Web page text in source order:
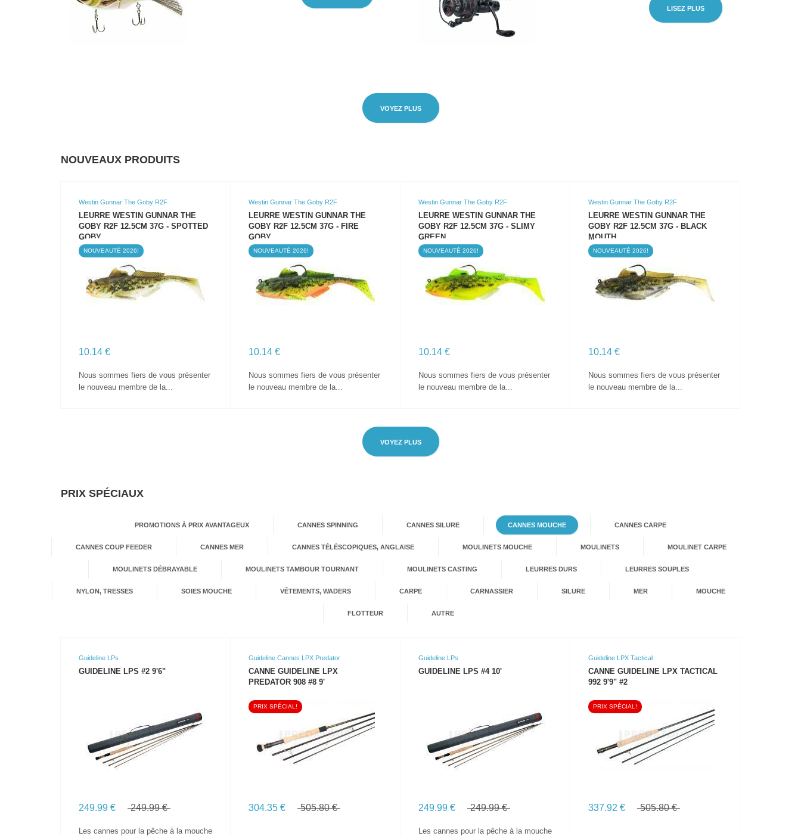
LISEZ PLUS
VOYEZ PLUS
NOUVEAUX PRODUITS
Westin Gunnar The Goby R2F
LEURRE WESTIN GUNNAR THE
GOBY R2F 12.5CM 37G - SPOTTED
GOBY
NOUVEAUTÉ 2026!
10.14 €
Nous sommes fiers de vous présenter
le nouveau membre de la...
Westin Gunnar The Goby R2F
LEURRE WESTIN GUNNAR THE
GOBY R2F 12.5CM 37G - FIRE
GOBY
VOIR LE PRODUIT
NOUVEAUTÉ 2026!
10.14 €
Nous sommes fiers de vous présenter
le nouveau membre de la...
Westin Gunnar The Goby R2F
LEURRE WESTIN GUNNAR THE
GOBY R2F 12.5CM 37G - SLIMY
GREEN
VOIR LE PRODUIT
NOUVEAUTÉ 2026!
10.14 €
Nous sommes fiers de vous présenter
le nouveau membre de la...
Westin Gunnar The Goby R2F
LEURRE WESTIN GUNNAR THE
GOBY R2F 12.5CM 37G - BLACK
MOUTH
NOUVEAUTÉ 2026!
10.14 €
Nous sommes fiers de vous présenter
le nouveau membre de la...
VOYEZ PLUS
PRIX SPÉCIAUX
PROMOTIONS À PRIX AVANTAGEUX CANNES SPINNING CANNES SILURE CANNES MOUCHE CANNES CARPE
CANNES COUP FEEDER CANNES MER CANNES TÉLÉSCOPIQUES, ANGLAISE MOULINETS MOUCHE MOULINETS MOULINET CARPE
MOULINETS DÉBRAYABLE MOULINETS TAMBOUR TOURNANT MOULINETS CASTING LEURRES DURS LEURRES SOUPLES
NYLON, TRESSES SOIES MOUCHE VÊTEMENTS, WADERS CARPE CARNASSIER SILURE MER MOUCHE
FLOTTEUR AUTRE
Guideline LPs
GUIDELINE LPS #2 9'6"
VOIR LE PRODUIT
249.99 € 249.99 €
Les cannes pour la pêche à la mouche
Guideline Cannes LPX Predator
CANNE GUIDELINE LPX
PREDATOR 908 #8 9'
PRIX SPÉCIAL!
304.35 € 505.80 €
Guideline LPs
GUIDELINE LPS #4 10'
VOIR LE PRODUIT
249.99 € 249.99 €
Les cannes pour la pêche à la mouche
Guideline LPX Tactical
CANNE GUIDELINE LPX TACTICAL
992 9'9" #2
VOIR LE PRODUIT
PRIX SPÉCIAL!
337.92 € 505.80 €